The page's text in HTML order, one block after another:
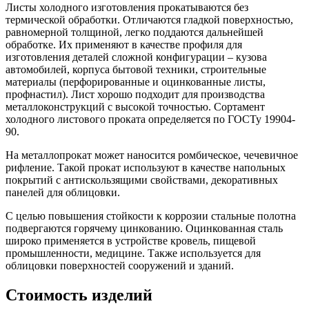
Листы холодного изготовления прокатываются без
термической обработки. Отличаются гладкой поверхностью,
равномерной толщиной, легко поддаются дальнейшей
обработке. Их применяют в качестве профиля для
изготовления деталей сложной конфигурации – кузова
автомобилей, корпуса бытовой техники, строительные
материалы (перфорированные и оцинкованные листы,
профнастил). Лист хорошо подходит для производства
металлоконструкций с высокой точностью. Сортамент
холодного листового проката определяется по ГОСТу 19904-
90.
На металлопрокат может наносится ромбическое, чечевичное
рифление. Такой прокат используют в качестве напольных
покрытий с антискользящими свойствами, декоративных
панелей для облицовки.
С целью повышения стойкости к коррозии стальные полотна
подвергаются горячему цинкованию. Оцинкованная сталь
широко применяется в устройстве кровель, пищевой
промышленности, медицине. Также используется для
облицовки поверхностей сооружений и зданий.
Стоимость изделий